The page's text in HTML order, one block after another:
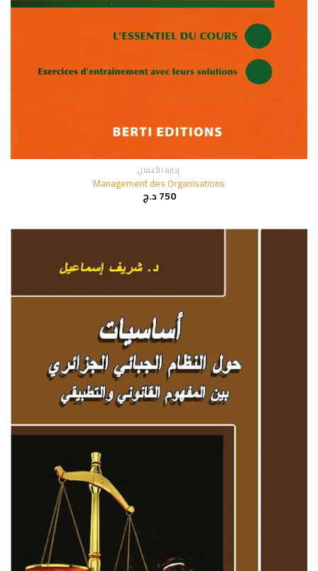
إدارة الأعمال
Management des Organisations
750د.ج